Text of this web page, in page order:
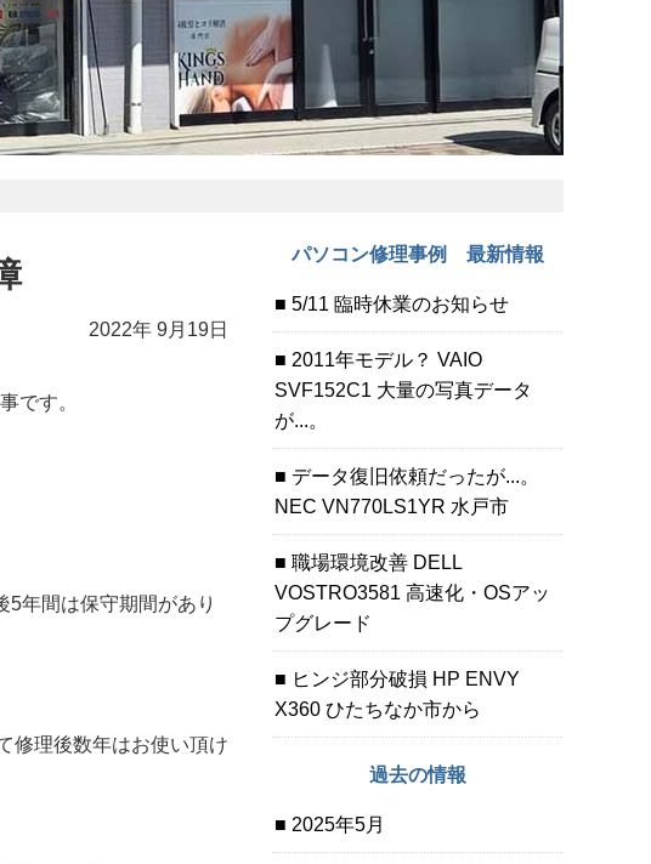
2022年 9月19日
です。
年間は保守期間があり
修理後数年はお使い頂け
パソコン修理事例 最新情報
5/11 臨時休業のお知らせ
2011年モデル？ VAIO
SVF152C1 大量の写真データ
が...。
データ復旧依頼だったが...。
NEC VN770LS1YR 水戸市
職場環境改善 DELL
VOSTRO3581 高速化・OSアッ
プグレード
ヒンジ部分破損 HP ENVY
X360 ひたちなか市から
過去の情報
2025年5月